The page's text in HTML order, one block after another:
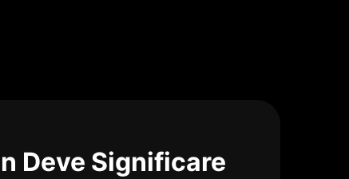
Deve Significare